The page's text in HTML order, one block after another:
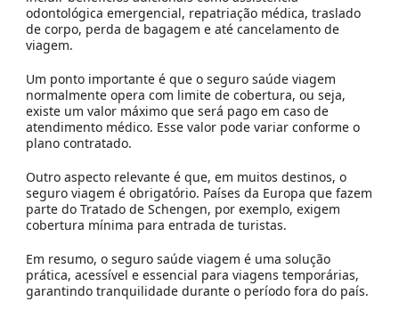
odontológica emergencial, repatriação médica, traslado
de corpo, perda de bagagem e até cancelamento de
viagem.
Um ponto importante é que o seguro saúde viagem
normalmente opera com limite de cobertura, ou seja,
existe um valor máximo que será pago em caso de
atendimento médico. Esse valor pode variar conforme o
plano contratado.
Outro aspecto relevante é que, em muitos destinos, o
seguro viagem é obrigatório. Países da Europa que fazem
parte do Tratado de Schengen, por exemplo, exigem
cobertura mínima para entrada de turistas.
Em resumo, o seguro saúde viagem é uma solução
prática, acessível e essencial para viagens temporárias,
garantindo tranquilidade durante o período fora do país.